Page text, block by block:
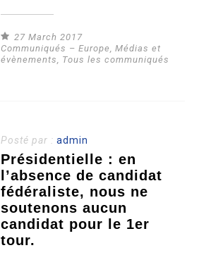
27 March 2017
Communiqués – Europe ,Médias et
évènements
Tous les communiqués
Posté par :admin
Présidentielle : en
l’absence de candidat
fédéraliste, nous ne
soutenons aucun
candidat pour le 1er
tour.